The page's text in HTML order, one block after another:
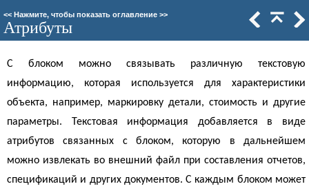
<< Нажмите, чтобы показать оглавление >>
Атрибуты
С блоком можно связывать различную текстовую
информацию, которая используется для характеристики
объекта, например, маркировку детали, стоимость и другие
параметры. Текстовая информация добавляется в виде
атрибутов связанных с блоком, которую в дальнейшем
можно извлекать во внешний файл при составления отчетов,
спецификаций и других документов. С каждым блоком может